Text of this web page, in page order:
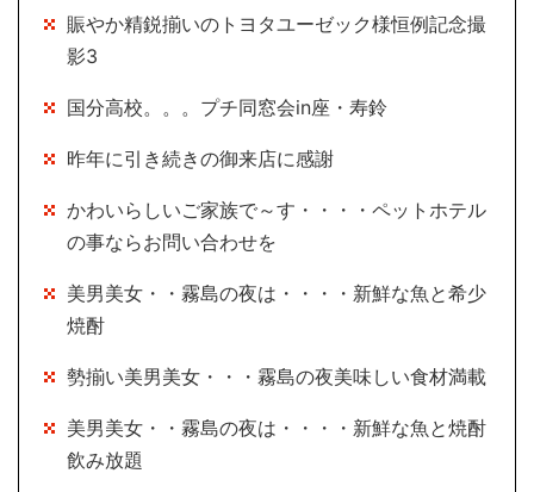
賑やか精鋭揃いのトヨタユーゼック様恒例記念撮
影3
国分高校。。。プチ同窓会in座・寿鈴
昨年に引き続きの御来店に感謝
かわいらしいご家族で～す・・・・ペットホテル
の事ならお問い合わせを
美男美女・・霧島の夜は・・・・新鮮な魚と希少
焼酎
勢揃い美男美女・・・霧島の夜美味しい食材満載
美男美女・・霧島の夜は・・・・新鮮な魚と焼酎
飲み放題